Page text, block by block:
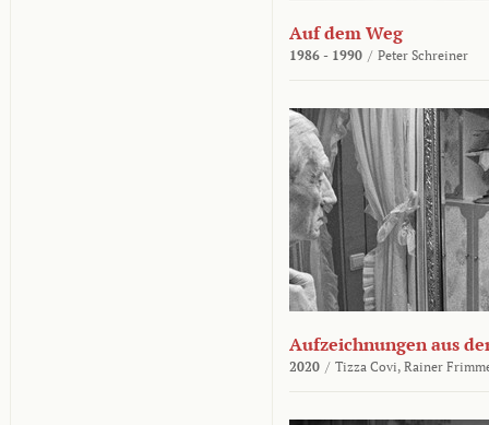
Auf dem Weg
1986 - 1990 / Peter Schreiner
Aufzeichnungen aus
2020 / Tizza Covi, Rainer